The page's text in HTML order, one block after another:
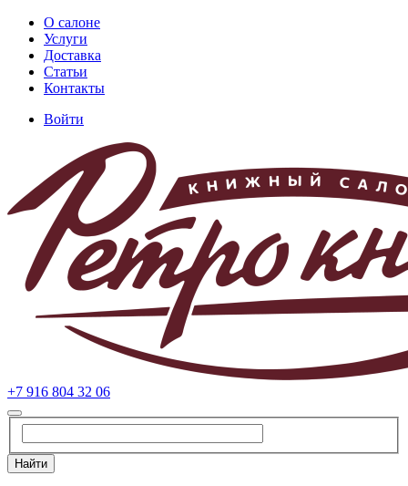
Перейти
основному
содержанию
Основная
навигация
О салоне
Услуги
Доставка
Статьи
Контакты
учётной
записи
пользователя
Войти
+7 916 804 32 06
Найти